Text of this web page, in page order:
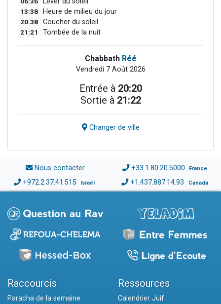
13:38 Heure de milieu du jour
20:38 Coucher du soleil
21:21 Tombée de la nuit
Chabbath Réé
Vendredi 7 Août 2026
Entrée à 20:20
Sortie à 21:22
Changer de ville
Nous contacter +33.1.80.20.5000 France
+972.2.37.41.515 Israël +1.437.887.14.93 Canada
Raccourcis
Paracha de la semaine
Ressources
Calendrier Juif